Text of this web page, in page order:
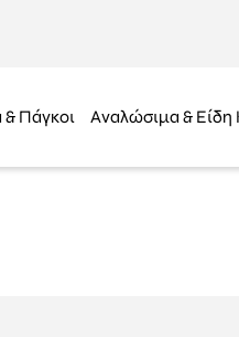
Πάγκοι Αναλώσιμα &